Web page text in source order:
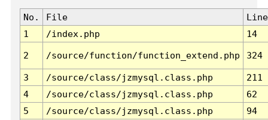
No. File
Line
1
/index.php 14
2 /source/function/function_extend.php 324
3 /source/class/jzmysql.class.php
211
4
/source/class/jzmysql.class.php
62
5
/source/class/jzmysql.class.php
94